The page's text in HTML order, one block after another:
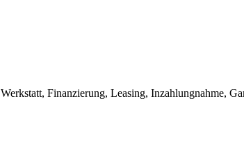
Werkstatt, Finanzierung, Leasing, Inzahlungnahme,